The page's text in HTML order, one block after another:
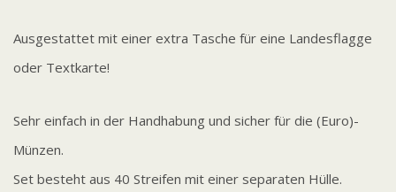
Ausgestattet mit einer extra Tasche für eine Landesflagge
oder Textkarte!
Sehr einfach in der Handhabung und sicher für die (Euro)-
Münzen.
Set besteht aus 40 Streifen mit einer separaten Hülle.